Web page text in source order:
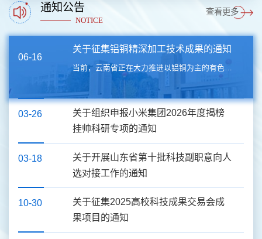
通知公告
NOTICE
查看更多
06-16
关于征集铝铜精深加工技术成果的通知
当前，云南省正在大力推进以铝铜为主的有色金属精深加工产业，现面向山东大学征集铝、铜精深加工相关技术成果，为下一步开展校企对接工作打好基础。相关事项通知如下：一、征集目的云南省作为全国重要的有色金属产业基地，本次征集旨在对接我校可以产业化的技术成果，全力推进铝、铜为主的有色金属产业链向新材料领域延伸，推动产业转型升级。二、征集范围重点征集具有自主知识产权、成熟度高、应用前景广阔的铝、铜精深加工技...
03-26
关于组织申报小米集团2026年度揭榜
挂帅科研专项的通知
03-18
关于开展山东省第十批科技副职意向人
选对接工作的通知
10-30
关于征集2025高校科技成果交易会成
果项目的通知